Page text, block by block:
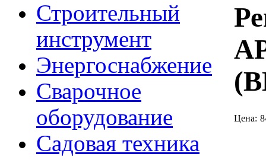
Строительный
инструмент
Энергоснабжение
Сварочное
оборудование
Садовая техника
Цена: